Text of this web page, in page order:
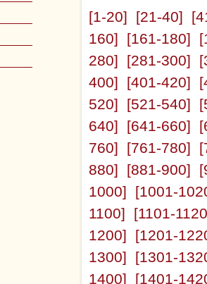
[1-20] [21-40]
160]
[161-180]
280]
[281-300]
400]
[401-420]
520]
[521-540]
640]
[641-660]
760]
[761-780]
880]
[881-900]
1000]
[1001-
1100]
[1101-
1200]
[1201-
1300]
[1301-
1400]
[1401-